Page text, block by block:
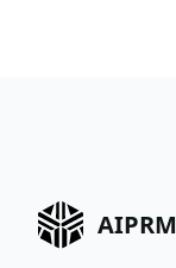
AIPRM